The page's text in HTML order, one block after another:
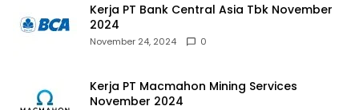
Kerja PT Bank Central Asia Tbk November
2024
November 24, 2024 0
Kerja PT Macmahon Mining Services
November 2024